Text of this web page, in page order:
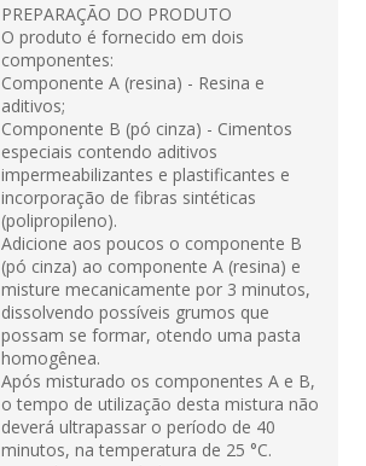
PREPARAÇÃO DO PRODUTO
O produto é fornecido em dois
componentes:
Componente A (resina) - Resina e
aditivos;
Componente B (pó cinza) - Cimentos
especiais contendo aditivos
impermeabilizantes e plastificantes e
incorporação de fibras sintéticas
(polipropileno).
Adicione aos poucos o componente B
(pó cinza) ao componente A (resina) e
misture mecanicamente por 3 minutos,
dissolvendo possíveis grumos que
possam se formar, otendo uma pasta
homogênea.
Após misturado os componentes A e B,
o tempo de utilização desta mistura não
deverá ultrapassar o período de 40
minutos, na temperatura de 25 °C.